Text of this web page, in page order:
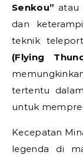
Senkou” atau
dan
teknik
(Flying
tertentu
untuk
Kecepatan
legenda di